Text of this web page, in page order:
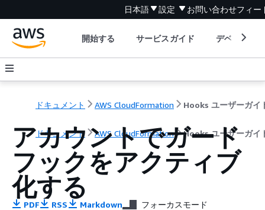
日本語 設定 お問い合わせフィー
開始する サービスガイド デベロッパ
ドキュメント AWS CloudFormation Hooks ユーザーガイ
ドキュメント AWS CloudFormation Hooks ユーザーガイ
アカウントでガード
フックをアクティブ
化する
PDF RSS Markdown フォーカスモード